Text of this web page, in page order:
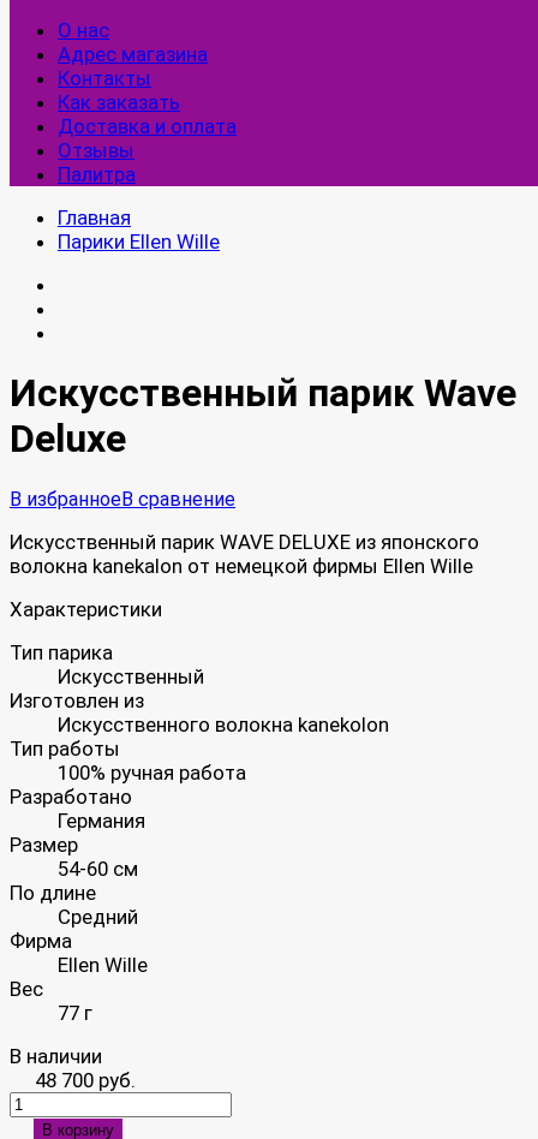
О нас
Адрес магазина
Контакты
Как заказать
Доставка и оплата
Отзывы
Палитра
Главная
Парики Ellen Wille
Искусственный парик Wave
Deluxe
В избранноеВ сравнение
Искусственный парик WAVE DELUXE из японского
волокна kanekalon от немецкой фирмы Ellen Wille
Характеристики
Тип парика
Искусственный
Изготовлен из
Искусственного волокна kanekolon
Тип работы
100% ручная работа
Разработано
Германия
Размер
54-60 см
По длине
Средний
Фирма
Ellen Wille
Вес
77 г
В наличии
48 700 руб.
В корзину